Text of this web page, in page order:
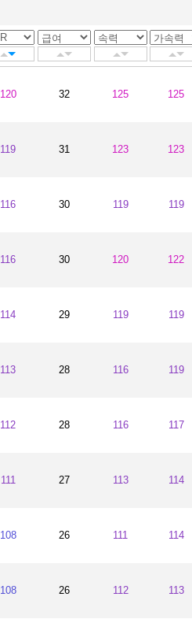
2012~2012
2010~2012
120 32 125 125
119 31 123 123
116 30 119 119
116 30 120 122
114 29 119 119
113 28 116 119
112 28 116 117
111 27 113 114
108 26 111 114
108 26 112 113